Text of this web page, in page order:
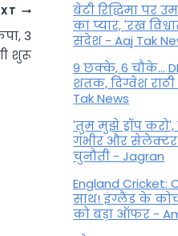
3
शुरू
Swapna
बेटी र‍िद्ध‍िमा पर
का प्यार, 'रख
संदेश - Aaj Tak
9 छक्के, 6 चौके...
शतक, द‍िग्वेश
Tak News
'तुम मुझे ड्रॉप
गंभीर और
चुनौती - Jagran
England Cricket:
साथ! इंग्लैंड के
को बड़ा ऑफर -